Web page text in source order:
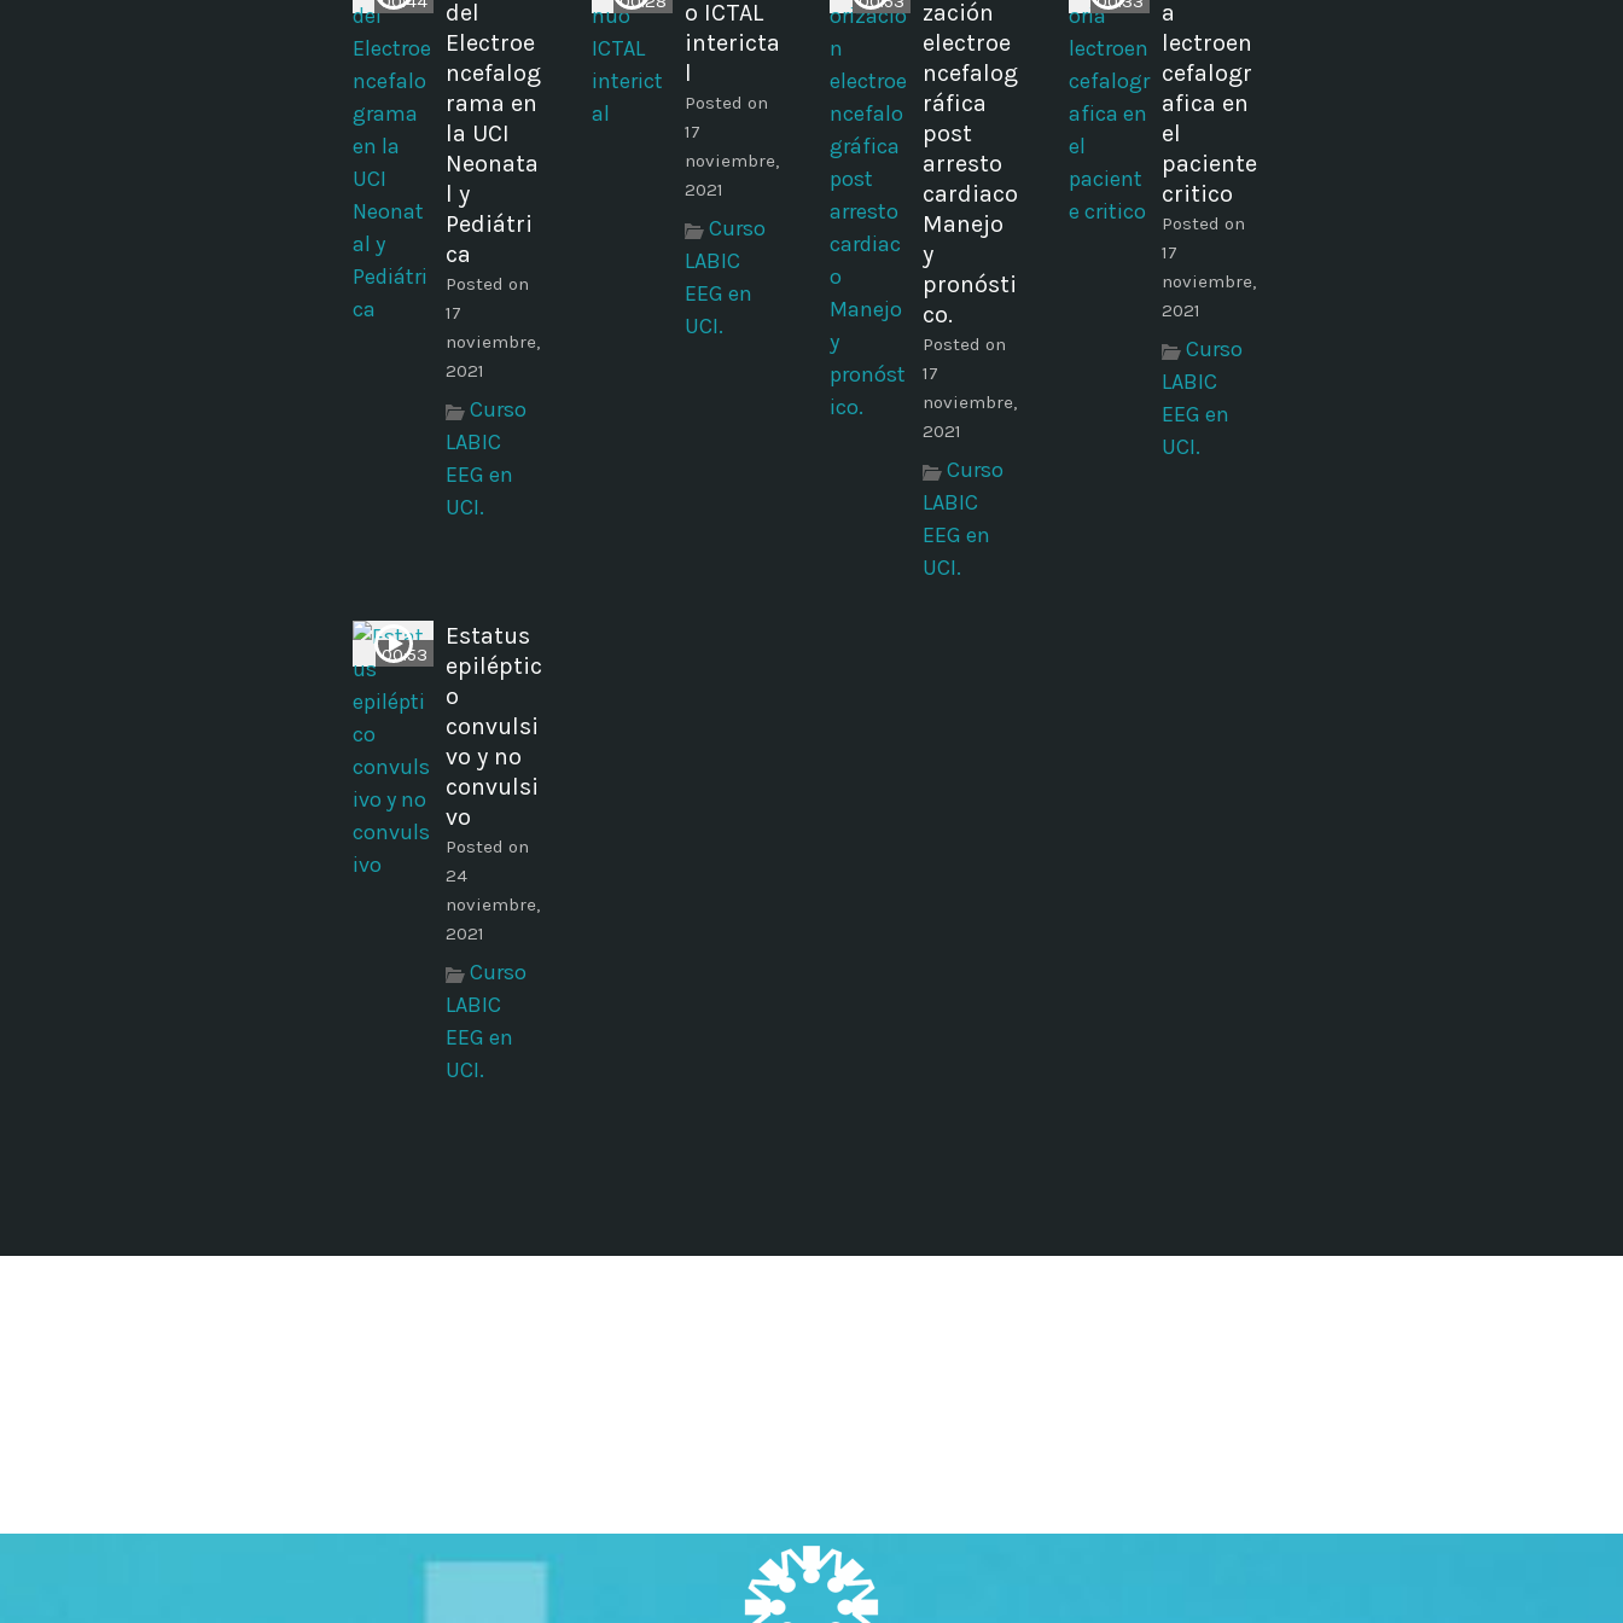
del
Electroe
ncefalog
rama en
la UCI
Neonata
l y
Pediátri
ca
Posted on
17
noviembre,
2021
Curso
LABIC
EEG en
UCI.
o ICTAL
intericta
l
Posted on
17
noviembre,
2021
Curso
LABIC
EEG en
UCI.
zación
electroe
ncefalog
ráfica
post
arresto
cardiaco
Manejo
y
pronósti
co.
Posted on
17
noviembre,
2021
Curso
LABIC
EEG en
UCI.
a
lectroen
cefalogr
afica en
el
paciente
critico
Posted on
17
noviembre,
2021
Curso
LABIC
EEG en
UCI.
00:53
Estatus
epiléptic
o
convulsi
vo y no
convulsi
vo
Posted on
24
noviembre,
2021
Curso
LABIC
EEG en
UCI.